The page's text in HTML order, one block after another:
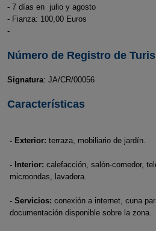
- 7 días en julio y agosto
- Fianza: 100,00 Euros
-
Número de Registro de
Signatura: JA/CR/00056
Características
- Exterior: terraza, mobiliario de jardín.
- Interior: calefacción, salón-comedor,
microondas, lavadora.
- Servicios: conexión a internet, cuna
documentación disponible sobre la zona.